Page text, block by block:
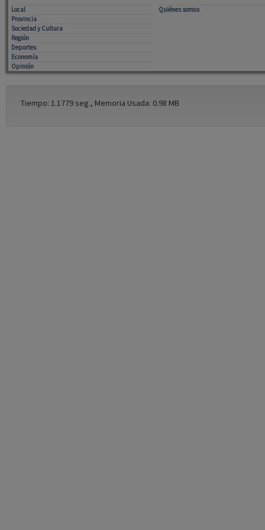
Local
Provincia
Sociedad y Cultura
Región
Deportes
Economía
Opinión
Quiénes somos
Tiempo: 1.1779 seg., Memoria Usada: 0.98 MB